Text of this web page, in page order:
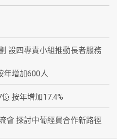
設四專責小組推動長者服務
年增加600人
按年增加17.4%
會 探討中葡經貿合作新路徑